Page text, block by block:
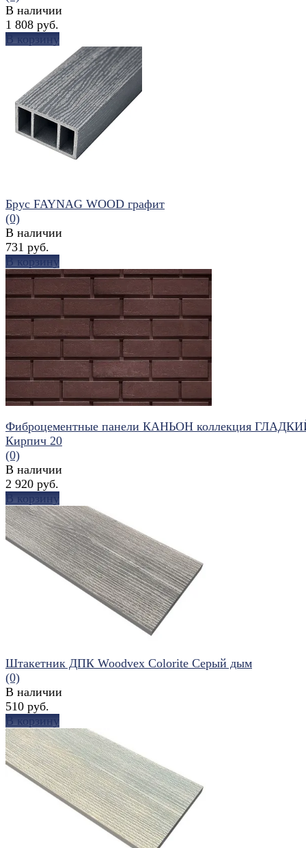
избранное сравнить
В наличии
1 808 руб.
В корзину
избранное сравнить
Брус FAYNAG WOOD графит
(0)
В наличии
731 руб.
В корзину
избранное сравнить
Фиброцементные панели КАНЬОН коллекция
Кирпич 20
(0)
В наличии
2 920 руб.
В корзину
избранное сравнить
Штакетник ДПК Woodvex Colorite Серый дым
(0)
В наличии
510 руб.
В корзину